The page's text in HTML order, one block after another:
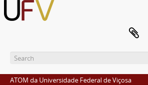
ATOM da Universidade Federal de Viçosa